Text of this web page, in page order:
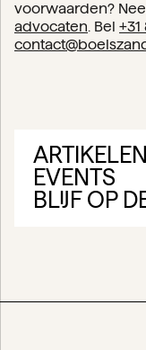
voorwaarden?
advocaten. Bel
EVENTS
BLIJF OP